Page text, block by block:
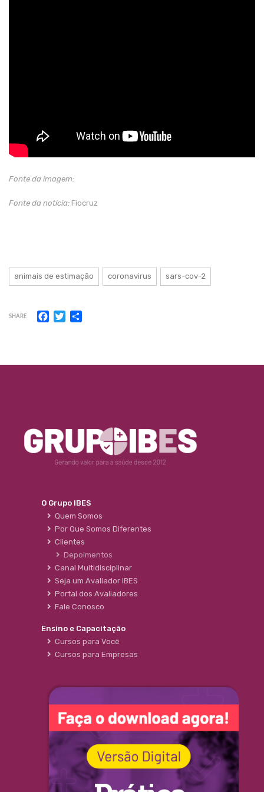
Fonte da imagem:
Fonte da notícia: Fiocruz
animais de estimação coronavirus sars-cov-2
SHARE Facebook
Twitter
O Grupo IBES
Quem Somos
Por Que Somos Diferentes
Clientes
Depoimentos
Canal Multidisciplinar
Seja um Avaliador IBES
Portal dos Avaliadores
Fale Conosco
Ensino e Capacitação
Cursos para Você
Cursos para Empresas